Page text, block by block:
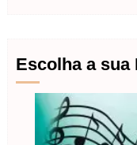
Escolha a sua